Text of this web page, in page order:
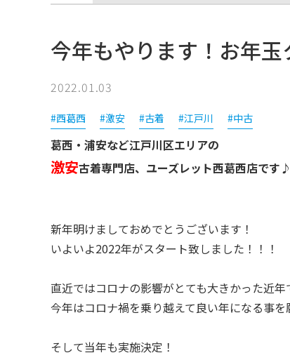
今年もやります！お年玉
2022.01.03
#西葛西 #激安 #古着 #江戸川 #中古
葛西・浦安など江戸川区エリアの
激安古着専門店、ユーズレット西葛西店です♪
新年明けましておめでとうございます！
いよいよ2022年がスタート致しました！！！
直近ではコロナの影響がとても大きかった近年
今年はコロナ禍を乗り越えて良い年になる事を
そして当年も実施決定！